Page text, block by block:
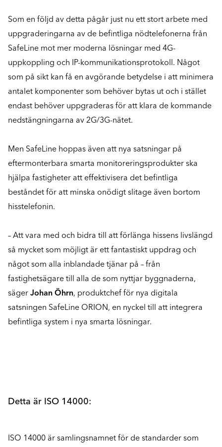
Som en följd av detta pågår just nu ett stort arbete med
uppgraderingarna av de befintliga nödtelefonerna från
SafeLine mot mer moderna lösningar med 4G-
uppkoppling och IP-kommunikationsprotokoll. Något
som på sikt kan få en avgörande betydelse i att minimera
antalet komponenter som behöver bytas ut och i stället
endast behöver uppgraderas för att klara de kommande
nedstängningarna av 2G/3G-nätet.
Men SafeLine hoppas även att nya satsningar på
eftermonterbara smarta monitoreringsprodukter ska
hjälpa fastigheter att effektivisera det befintliga
beståndet för att minska onödigt slitage även bortom
hisstelefonin.
– Att vara med och bidra till att förlänga hissens livslängd
så mycket som möjligt är ett fantastiskt uppdrag och
något som alla inblandade tjänar på – från
fastighetsägare till alla de som nyttjar byggnaderna,
säger Johan Öhrn, produktchef för nya digitala
satsningen SafeLine ORION, en nyckel till att integrera
befintliga system i nya smarta lösningar.
Detta är ISO 14000:
ISO 14000 är samlingsnamnet för de standarder som